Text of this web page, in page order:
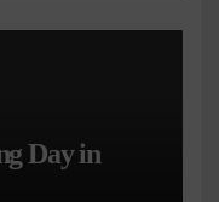
Day in